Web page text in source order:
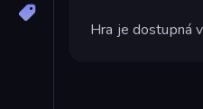
Hra je dostupná